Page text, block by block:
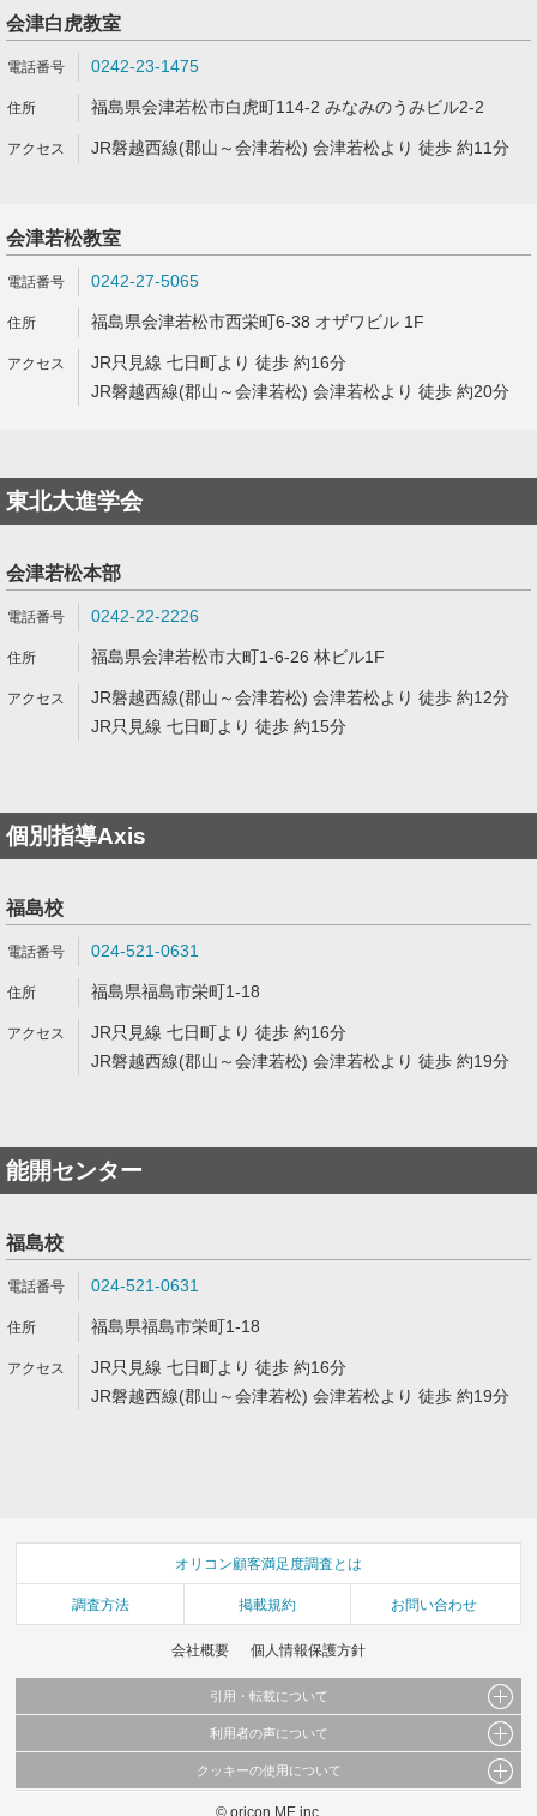
会津白虎教室
0242-23-1475
福島県会津若松市白虎町114-2 みなみのうみビル2-2
JR磐越西線(郡山～会津若松) 会津若松より 徒歩 約11分
会津若松教室
0242-27-5065
福島県会津若松市西栄町6-38 オザワビル 1F
JR只見線 七日町より 徒歩 約16分
JR磐越西線(郡山～会津若松) 会津若松より 徒歩 約20分
東北大進学会
会津若松本部
0242-22-2226
福島県会津若松市大町1-6-26 林ビル1F
JR磐越西線(郡山～会津若松) 会津若松より 徒歩 約12分
JR只見線 七日町より 徒歩 約15分
個別指導Axis
福島校
024-521-0631
福島県福島市栄町1-18
JR只見線 七日町より 徒歩 約16分
JR磐越西線(郡山～会津若松) 会津若松より 徒歩 約19分
能開センター
福島校
024-521-0631
福島県福島市栄町1-18
JR只見線 七日町より 徒歩 約16分
JR磐越西線(郡山～会津若松) 会津若松より 徒歩 約19分
オリコン顧客満足度調査とは
調査方法 掲載規約 お問い合わせ
会社概要 個人情報保護方針
引用・転載について
当サイトで公開されている情報（文字、写真、イラスト、画像データ等）及びこれらの配
これらの情報を権利者の許可なく無断転載・複製などの二次利用を行うことは固く禁じて
利用者の声について
当サイトに掲載している内容はすべてサービスの利用者が提出された見解・感想です。
クッキーの使用について
このサイトでは Cookie を使用して、ユーザーに合わせたコンテンツや広告の表示、ソー
© oricon ME inc.